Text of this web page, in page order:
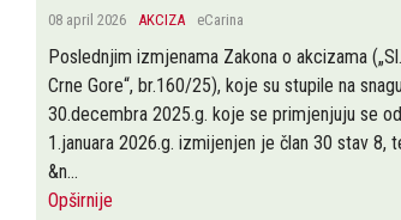
08 april 2026 AKCIZA eCarina
Poslednjim izmjenama Zakona o akcizama
Crne Gore“, br.160/25), koje su stupile na snagu
30.decembra 2025.g. koje se primjenjuju se od
1.januara 2026.g. izmijenjen je član 30 stav 8,
&n...
Opširnije